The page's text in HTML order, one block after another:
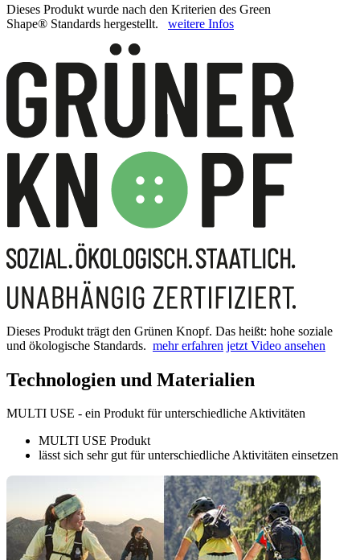
Dieses Produkt wurde nach den Kriterien des Green
Shape® Standards hergestellt. weitere Infos
Dieses Produkt trägt den Grünen Knopf. Das heißt: hohe soziale
und ökologische Standards. mehr erfahren jetzt Video ansehen
Technologien und Materialien
MULTI USE - ein Produkt für unterschiedliche Aktivitäten
MULTI USE Produkt
lässt sich sehr gut für unterschiedliche Aktivitäten einsetzen